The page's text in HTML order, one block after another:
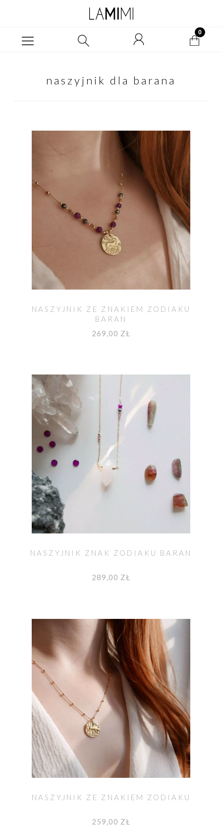
naszyjnik dla barana
NASZYJNIK ZE ZNAKIEM ZODIAKU
BARAN
269,00 ZŁ
NASZYJNIK ZNAK ZODIAKU BARAN
289,00 ZŁ
NASZYJNIK ZE ZNAKIEM ZODIAKU
259,00 ZŁ